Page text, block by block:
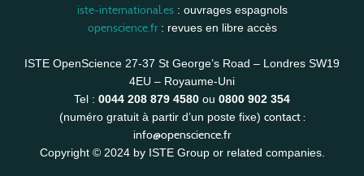
iste-international.es: ouvrages espagnols
openscience.fr: revues en libre accès
ISTE OpenScience 27-37 St George’s Road – Londres SW19
4EU – Royaume-Uni
Tel : 0044 208 879 4580 ou 0800 902 354
(numéro gratuit à partir d’un poste fixe) contact :
info@openscience.fr
Copyright © 2024 by ISTE Group or related companies.